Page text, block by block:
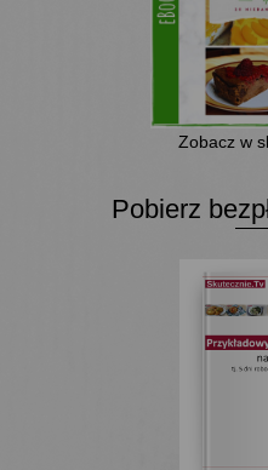
Zobacz w
Pobierz